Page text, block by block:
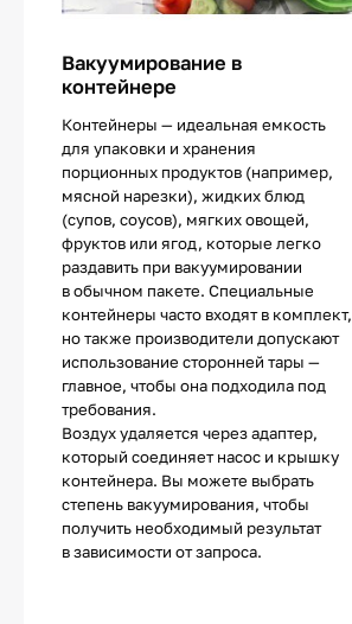
Вакуумирование в
контейнере
Контейнеры — идеальная емкость
для упаковки и хранения
порционных продуктов (например,
мясной нарезки), жидких блюд
(супов, соусов), мягких овощей,
фруктов или ягод, которые легко
раздавить при вакуумировании
в обычном пакете. Специальные
контейнеры часто входят в комплект,
но также производители допускают
использование сторонней тары —
главное, чтобы она подходила под
требования.
Воздух удаляется через адаптер,
который соединяет насос и крышку
контейнера. Вы можете выбрать
степень вакуумирования, чтобы
получить необходимый результат
в зависимости от запроса.